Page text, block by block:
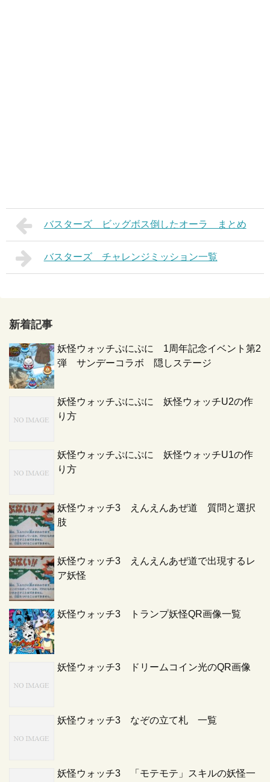
バスターズ ビッグボス倒したオーラ まとめ
バスターズ チャレンジミッション一覧
新着記事
妖怪ウォッチぷにぷに 1周年記念イベント第2
弾 サンデーコラボ 隠しステージ
妖怪ウォッチぷにぷに 妖怪ウォッチU2の作
り方
妖怪ウォッチぷにぷに 妖怪ウォッチU1の作
り方
妖怪ウォッチ3 えんえんあぜ道 質問と選択
肢
妖怪ウォッチ3 えんえんあぜ道で出現するレ
ア妖怪
妖怪ウォッチ3 トランプ妖怪QR画像一覧
妖怪ウォッチ3 ドリームコイン光のQR画像
妖怪ウォッチ3 なぞの立て札 一覧
妖怪ウォッチ3 「モテモテ」スキルの妖怪一